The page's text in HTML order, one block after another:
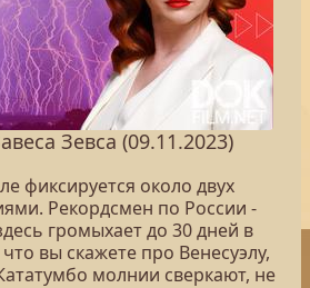
Зевса (09.11.2023)
фиксируется около двух
Рекордсмен по России -
громыхает до 30 дней в
вы скажете про Венесуэлу,
молнии сверкают, не